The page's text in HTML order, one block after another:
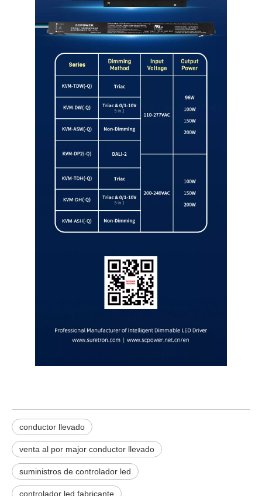
conductor llevado
venta al por major conductor llevado
suministros de controlador led
controlador led fabricante